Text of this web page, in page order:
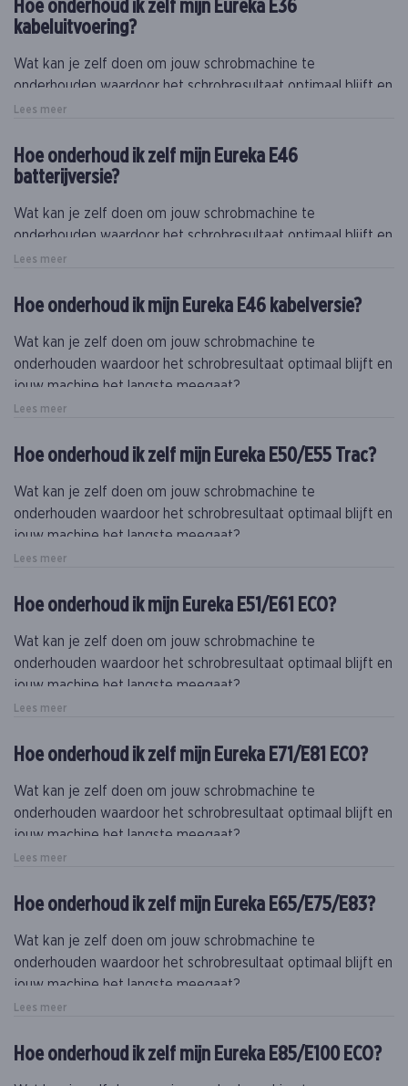
per jaar (bij intensief gebruik, meer) een gecertificeerde
technieker een onderhoud te laten doen op jouw machine.
Hoe onderhoud ik zelf mijn Eureka E36
kabeluitvoering?
Wat kan je zelf doen om jouw schrobmachine te
onderhouden waardoor het schrobresultaat optimaal blijft en
jouw machine het langste meegaat?
Naast dit onderhoud is het essentieel om minstens eenmaal
per jaar (bij intensief gebruik, meer) een gecertificeerde
technieker een onderhoud te laten doen op jouw machine.
Lees meer
Hoe onderhoud ik zelf mijn Eureka E46
batterijversie?
Wat kan je zelf doen om jouw schrobmachine te
onderhouden waardoor het schrobresultaat optimaal blijft en
jouw machine het langste meegaat?
Naast dit onderhoud is het essentieel om minstens eenmaal
per jaar (bij intensief gebruik, meer) een gecertificeerde
technieker een onderhoud te laten doen op jouw machine.
Lees meer
Hoe onderhoud ik mijn Eureka E46 kabelversie?
Wat kan je zelf doen om jouw schrobmachine te
onderhouden waardoor het schrobresultaat optimaal blijft en
jouw machine het langste meegaat?
per jaar (bij intensief gebruik, meer) een gecertificeerde
technieker een onderhoud te laten doen op jouw machine.
Lees meer
Hoe onderhoud ik zelf mijn Eureka E50/E55 Trac?
Wat kan je zelf doen om jouw schrobmachine te
onderhouden waardoor het schrobresultaat optimaal blijft en
jouw machine het langste meegaat?
per jaar (bij intensief gebruik, meer) een gecertificeerde
technieker een onderhoud te laten doen op jouw machine.
Lees meer
Hoe onderhoud ik mijn Eureka E51/E61 ECO?
Wat kan je zelf doen om jouw schrobmachine te
onderhouden waardoor het schrobresultaat optimaal blijft en
jouw machine het langste meegaat?
per jaar (bij intensief gebruik, meer) een gecertificeerde
technieker een onderhoud te laten doen op jouw machine.
Lees meer
Hoe onderhoud ik zelf mijn Eureka E71/E81 ECO?
Wat kan je zelf doen om jouw schrobmachine te
onderhouden waardoor het schrobresultaat optimaal blijft en
jouw machine het langste meegaat?
per jaar (bij intensief gebruik, meer) een gecertificeerde
technieker een onderhoud te laten doen op jouw machine.
Lees meer
Hoe onderhoud ik zelf mijn Eureka E65/E75/E83?
Wat kan je zelf doen om jouw schrobmachine te
onderhouden waardoor het schrobresultaat optimaal blijft en
jouw machine het langste meegaat?
per jaar (bij intensief gebruik, meer) een gecertificeerde
technieker een onderhoud te laten doen op jouw machine.
Lees meer
Hoe onderhoud ik zelf mijn Eureka E85/E100 ECO?